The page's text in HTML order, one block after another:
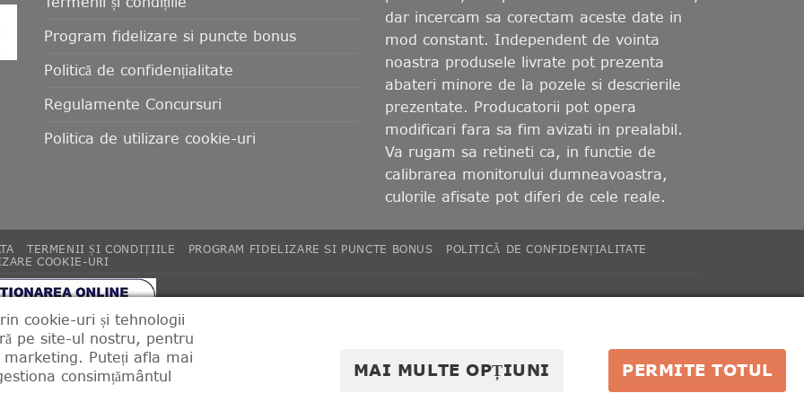
Program fidelizare si puncte bonus
Politică de confidențialitate
Regulamente Concursuri
Politica de utilizare cookie-uri
dar incercam sa corectam aceste date in
mod constant. Independent de vointa
noastra produsele livrate pot prezenta
abateri minore de la pozele si descrierile
prezentate. Producatorii pot opera
modificari fara sa fim avizati in prealabil.
Va rugam sa retineti ca, in functie de
calibrarea monitorului dumneavoastra,
culorile afisate pot diferi de cele reale.
TERMENII ȘI CONDIȚIILE PROGRAM FIDELIZARE SI PUNCTE BONUS
POLITICĂ DE CONFIDENȚIALITATE
COOKIE-URI
& Powered by Web Synapse.
cookie-uri și tehnologii
pe site-ul nostru, pentru
marketing. Puteți afla mai
consimțământul
MAI MULTE OPȚIUNI PERMITE TOTUL